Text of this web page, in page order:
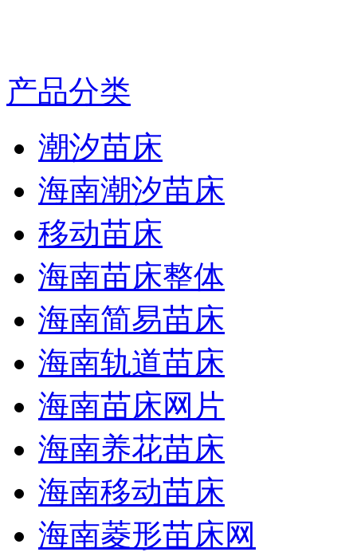
产品分类
潮汐苗床
海南潮汐苗床
移动苗床
海南苗床整体
海南简易苗床
海南轨道苗床
海南苗床网片
海南养花苗床
海南移动苗床
海南菱形苗床网